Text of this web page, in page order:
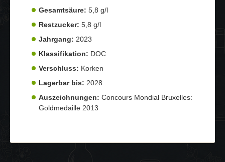
Gesamtsäure: 5,8 g/l
Restzucker: 5,8 g/l
Jahrgang: 2023
Klassifikation: DOC
Verschluss: Korken
Lagerbar bis: 2028
Auszeichnungen: Concours Mondial Bruxelles:
Goldmedaille 2013